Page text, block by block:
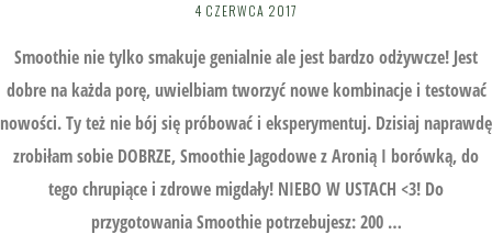
4 CZERWCA 2017
Smoothie nie tylko smakuje genialnie ale jest bardzo odżywcze! Jest
dobre na każda porę, uwielbiam tworzyć nowe kombinacje i testować
nowości. Ty też nie bój się próbować i eksperymentuj. Dzisiaj naprawdę
zrobiłam sobie DOBRZE, Smoothie Jagodowe z Aronią I borówką, do
tego chrupiące i zdrowe migdały! NIEBO W USTACH <3! Do
przygotowania Smoothie potrzebujesz: 200 …